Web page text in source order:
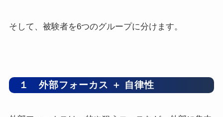
そして、被験者を6つのグループに分けます。
１ 外部フォーカス ＋ 自律性